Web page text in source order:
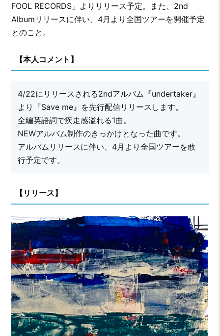
FOOL RECORDS」よりリリース予定。また、2nd
Albumリリースに伴い、4月より全国ツアーを開催予定
とのこと。
【本人コメント】
4/22にリリースされる2ndアルバム『undertaker』
より『Save me』を先行配信リリースします。
全編英語詞で疾走感溢れる1曲。
NEWアルバム制作のきっかけとなった曲です。
アルバムリリースに伴い、4月より全国ツアーを敢
行予定です。
【リリース】